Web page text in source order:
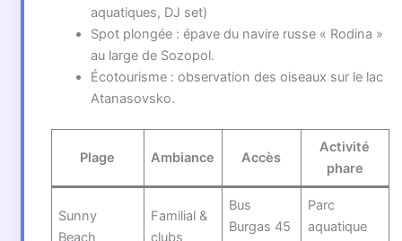
aquatiques, DJ set)
Spot plongée : épave du navire russe « Rodina »
au large de Sozopol.
Écotourisme : observation des oiseaux sur le lac
Atanasovsko.
Plage Ambiance Accès
Activité
phare
Sunny
Beach
Familial &
clubs
Bus
Burgas 45
Parc
aquatique